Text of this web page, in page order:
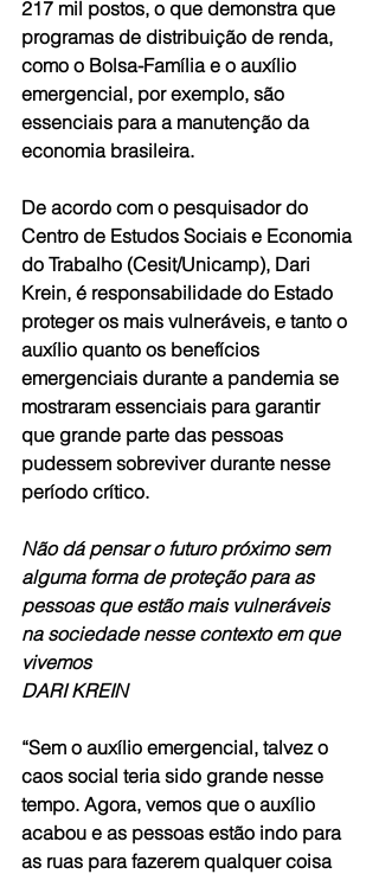
217 mil postos, o que demonstra que
programas de distribuição de renda,
como o Bolsa-Família e o auxílio
emergencial, por exemplo, são
essenciais para a manutenção da
economia brasileira.
De acordo com o pesquisador do
Centro de Estudos Sociais e Economia
do Trabalho (Cesit/Unicamp), Dari
Krein, é responsabilidade do Estado
proteger os mais vulneráveis, e tanto o
auxílio quanto os benefícios
emergenciais durante a pandemia se
mostraram essenciais para garantir
que grande parte das pessoas
pudessem sobreviver durante nesse
período crítico.
Não dá pensar o futuro próximo sem
alguma forma de proteção para as
pessoas que estão mais vulneráveis
na sociedade nesse contexto em que
vivemos
DARI KREIN
“Sem o auxílio emergencial, talvez o
caos social teria sido grande nesse
tempo. Agora, vemos que o auxílio
acabou e as pessoas estão indo para
as ruas para fazerem qualquer coisa